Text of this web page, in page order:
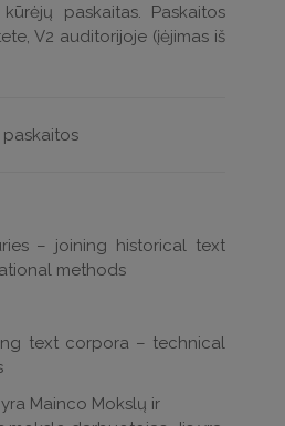
paskaitas. Paskaitos
V2 auditorijoje (įėjimas iš
paskaitos
– joining historical text
methods
text corpora – technical
Mainco Mokslų ir